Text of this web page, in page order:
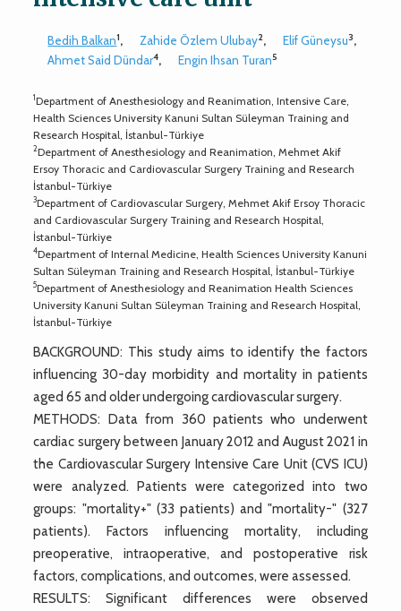
Bedih Balkan1, Zahide Özlem Ulubay2, Elif Güneysu3,
Ahmet Said Dündar4, Engin Ihsan Turan5
1Department of Anesthesiology and Reanimation, Intensive Care,
Health Sciences University Kanuni Sultan Süleyman Training and
Research Hospital, İstanbul-Türkiye
2Department of Anesthesiology and Reanimation, Mehmet Akif
Ersoy Thoracic and Cardiovascular Surgery Training and Research
İstanbul-Türkiye
3Department of Cardiovascular Surgery, Mehmet Akif Ersoy Thoracic
and Cardiovascular Surgery Training and Research Hospital,
İstanbul-Türkiye
4Department of Internal Medicine, Health Sciences University Kanuni
Sultan Süleyman Training and Research Hospital, İstanbul-Türkiye
5Department of Anesthesiology and Reanimation Health Sciences
University Kanuni Sultan Süleyman Training and Research Hospital,
İstanbul-Türkiye
BACKGROUND: This study aims to identify the factors
influencing 30-day morbidity and mortality in patients
aged 65 and older undergoing cardiovascular surgery.
METHODS: Data from 360 patients who underwent
cardiac surgery between January 2012 and August 2021 in
the Cardiovascular Surgery Intensive Care Unit (CVS ICU)
were analyzed. Patients were categorized into two
groups: "mortality+" (33 patients) and "mortality-" (327
patients). Factors influencing mortality, including
preoperative, intraoperative, and postoperative risk
factors, complications, and outcomes, were assessed.
RESULTS: Significant differences were observed